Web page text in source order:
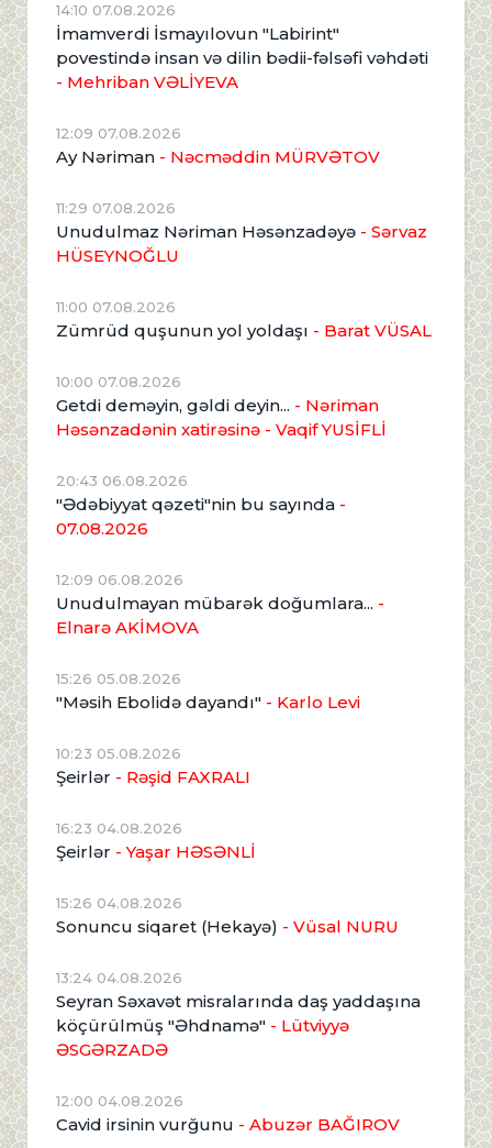
14:10 07.08.2026
İmamverdi İsmayılovun "Labirint"
povestində insan və dilin bədii-fəlsəfi vəhdəti
- Mehriban VƏLİYEVA
12:09 07.08.2026
Ay Nəriman - Nəcməddin MÜRVƏTOV
11:29 07.08.2026
Unudulmaz Nəriman Həsənzadəyə - Sərvaz
HÜSEYNOĞLU
11:00 07.08.2026
Zümrüd quşunun yol yoldaşı - Barat VÜSAL
10:00 07.08.2026
Getdi deməyin, gəldi deyin... - Nəriman
Həsənzadənin xatirəsinə - Vaqif YUSİFLİ
20:43 06.08.2026
"Ədəbiyyat qəzeti"nin bu sayında -
07.08.2026
12:09 06.08.2026
Unudulmayan mübarək doğumlara... -
Elnarə AKİMOVA
15:26 05.08.2026
"Məsih Ebolidə dayandı" - Karlo Levi
10:23 05.08.2026
Şeirlər - Rəşid FAXRALI
16:23 04.08.2026
Şeirlər - Yaşar HƏSƏNLİ
15:26 04.08.2026
Sonuncu siqaret (Hekayə) - Vüsal NURU
13:24 04.08.2026
Seyran Səxavət misralarında daş yaddaşına
köçürülmüş "Əhdnamə" - Lütviyyə
ƏSGƏRZADƏ
12:00 04.08.2026
Cavid irsinin vurğunu - Abuzər BAĞIROV